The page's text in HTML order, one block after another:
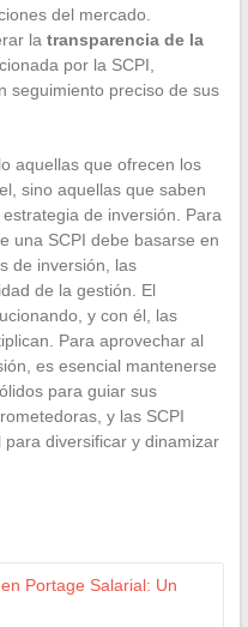
del mercado.
la transparencia de la
por la SCPI,
seguimiento preciso de sus
aquellas que ofrecen los
sino aquellas que saben
de inversión. Para
una SCPI debe basarse en
de inversión, las
de la gestión. El
y con él, las
Para aprovechar al
es esencial mantenerse
para guiar sus
y las SCPI
diversificar y dinamizar
Portage Salarial: Un